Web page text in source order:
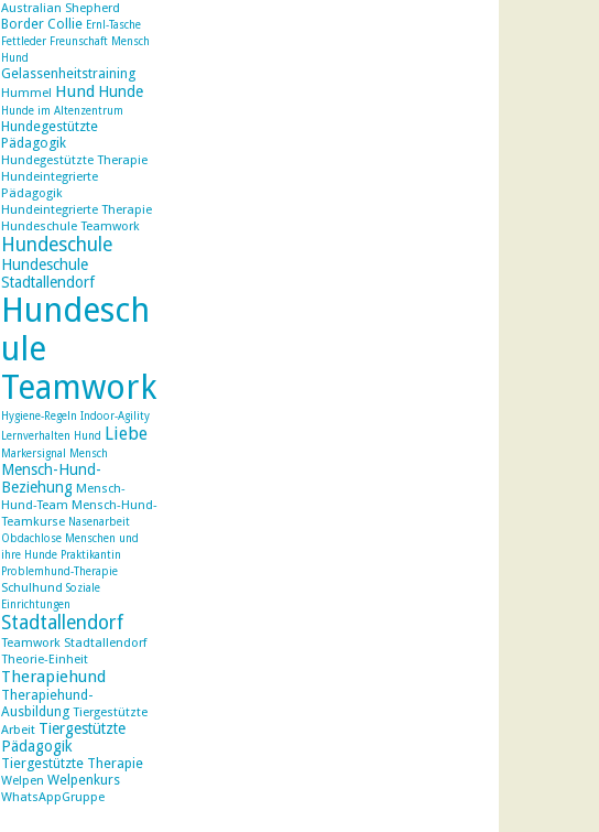
Australian Shepherd
Border Collie Ernl-Tasche
Fettleder Freunschaft Mensch
Hund
Gelassenheitstraining
Hummel Hund Hunde
Hunde im Altenzentrum
Hundegestützte
Pädagogik
Hundegestützte Therapie
Hundeintegrierte
Pädagogik
Hundeintegrierte Therapie
Hundeschule Teamwork
Hundeschule
Hundeschule
Stadtallendorf
Hundesch
ule
Teamwork
Hygiene-Regeln Indoor-Agility
Lernverhalten Hund Liebe
Markersignal Mensch
Mensch-Hund-
Beziehung Mensch-
Hund-Team Mensch-Hund-
Teamkurse Nasenarbeit
Obdachlose Menschen und
ihre Hunde Praktikantin
Problemhund-Therapie
Schulhund Soziale
Einrichtungen
Stadtallendorf
Teamwork Stadtallendorf
Theorie-Einheit
Therapiehund
Therapiehund-
Ausbildung Tiergestützte
Arbeit Tiergestützte
Pädagogik
Tiergestützte Therapie
Welpen Welpenkurs
WhatsAppGruppe